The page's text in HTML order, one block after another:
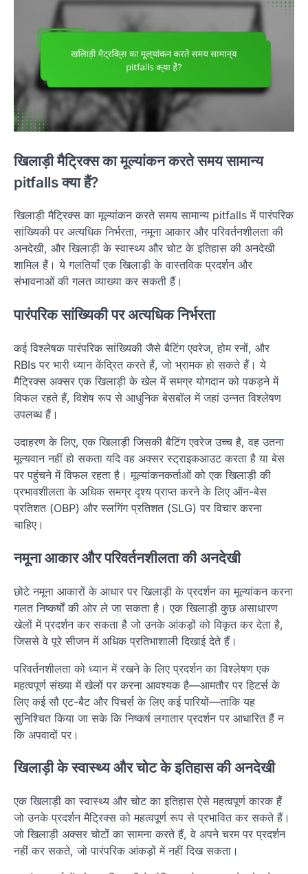
खिलाड़ी मैट्रिक्स का मूल्यांकन करते समय सामान्य
pitfalls क्या हैं?
खिलाड़ी मैट्रिक्स का मूल्यांकन करते समय सामान्य pitfalls में पारंपरिक
सांख्यिकी पर अत्यधिक निर्भरता, नमूना आकार और परिवर्तनशीलता की
अनदेखी, और खिलाड़ी के स्वास्थ्य और चोट के इतिहास की अनदेखी
शामिल हैं। ये गलतियाँ एक खिलाड़ी के वास्तविक प्रदर्शन और
संभावनाओं की गलत व्याख्या कर सकती हैं।
पारंपरिक सांख्यिकी पर अत्यधिक निर्भरता
कई विश्लेषक पारंपरिक सांख्यिकी जैसे बैटिंग एवरेज, होम रनों, और
RBIs पर भारी ध्यान केंद्रित करते हैं, जो भ्रामक हो सकते हैं। ये
मैट्रिक्स अक्सर एक खिलाड़ी के खेल में समग्र योगदान को पकड़ने में
विफल रहते हैं, विशेष रूप से आधुनिक बेसबॉल में जहां उन्नत विश्लेषण
उपलब्ध हैं।
उदाहरण के लिए, एक खिलाड़ी जिसकी बैटिंग एवरेज उच्च है, वह उतना
मूल्यवान नहीं हो सकता यदि वह अक्सर स्ट्राइकआउट करता है या बेस
पर पहुंचने में विफल रहता है। मूल्यांकनकर्ताओं को एक खिलाड़ी की
प्रभावशीलता के अधिक समग्र दृश्य प्राप्त करने के लिए ऑन-बेस
प्रतिशत (OBP) और स्लगिंग प्रतिशत (SLG) पर विचार करना
चाहिए।
नमूना आकार और परिवर्तनशीलता की अनदेखी
छोटे नमूना आकारों के आधार पर खिलाड़ी के प्रदर्शन का मूल्यांकन करना
गलत निष्कर्षों की ओर ले जा सकता है। एक खिलाड़ी कुछ असाधारण
खेलों में प्रदर्शन कर सकता है जो उनके आंकड़ों को विकृत कर देता है,
जिससे वे पूरे सीजन में अधिक प्रतिभाशाली दिखाई देते हैं।
परिवर्तनशीलता को ध्यान में रखने के लिए प्रदर्शन का विश्लेषण एक
महत्वपूर्ण संख्या में खेलों पर करना आवश्यक है—आमतौर पर हिटर्स के
लिए कई सौ एट-बैट और पिचर्स के लिए कई पारियों—ताकि यह
सुनिश्चित किया जा सके कि निष्कर्ष लगातार प्रदर्शन पर आधारित हैं न
कि अपवादों पर।
खिलाड़ी के स्वास्थ्य और चोट के इतिहास की अनदेखी
एक खिलाड़ी का स्वास्थ्य और चोट का इतिहास ऐसे महत्वपूर्ण कारक हैं
जो उनके प्रदर्शन मैट्रिक्स को महत्वपूर्ण रूप से प्रभावित कर सकते हैं।
जो खिलाड़ी अक्सर चोटों का सामना करते हैं, वे अपने चरम पर प्रदर्शन
नहीं कर सकते, जो पारंपरिक आंकड़ों में नहीं दिख सकता।